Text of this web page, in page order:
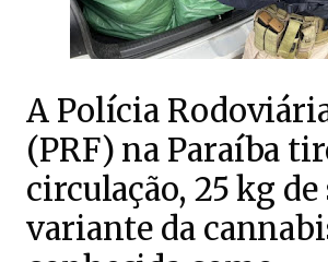
A Polícia
(PRF) na Paraíba
circulação, 25 kg
variante da